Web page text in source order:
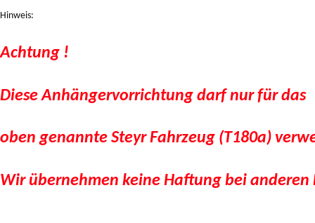
Hinweis:
Achtung !
Diese Anhängervorrichtung darf nur für das
oben genannte Steyr Fahrzeug (T180a)
Wir übernehmen keine Haftung bei anderen